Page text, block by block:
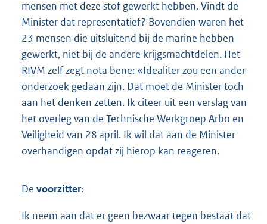
mensen met deze stof gewerkt hebben. Vindt de
Minister dat representatief? Bovendien waren het
23 mensen die uitsluitend bij de marine hebben
gewerkt, niet bij de andere krijgsmachtdelen. Het
RIVM zelf zegt nota bene: «Idealiter zou een ander
onderzoek gedaan zijn. Dat moet de Minister toch
aan het denken zetten. Ik citeer uit een verslag van
het overleg van de Technische Werkgroep Arbo en
Veiligheid van 28 april. Ik wil dat aan de Minister
overhandigen opdat zij hierop kan reageren.
De voorzitter:
Ik neem aan dat er geen bezwaar tegen bestaat dat